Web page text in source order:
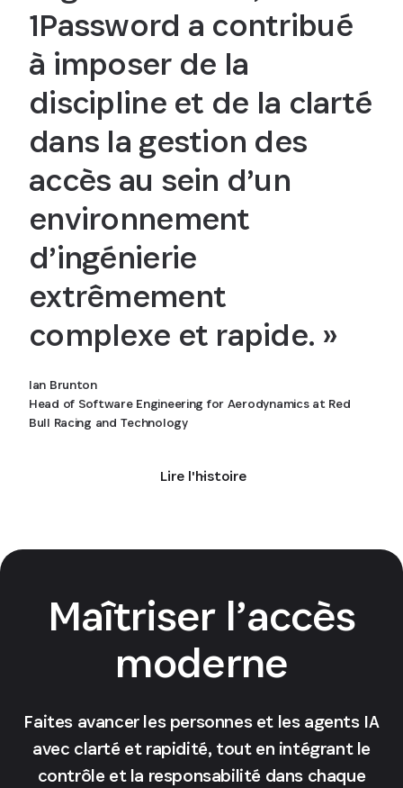
1Password a contribué
à imposer de la
discipline et de la clarté
dans la gestion des
accès au sein d’un
environnement
d’ingénierie
extrêmement
complexe et rapide. »
Ian Brunton
Head of Software Engineering for Aerodynamics at Red
Bull Racing and Technology
Lire l'histoire
Maîtriser l’accès
moderne
Faites avancer les personnes et les agents IA
avec clarté et rapidité, tout en intégrant le
contrôle et la responsabilité dans chaque